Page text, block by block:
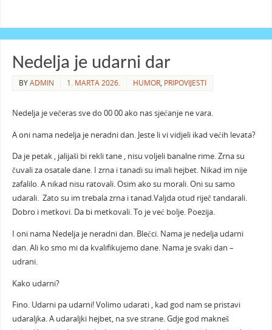
Nedelja je udarni dar
BYADMIN 1. MARTA 2026. HUMOR, PRIPOVIJESTI
Nedelja je večeras sve do 00 00 ako nas sjećanje ne vara.
A oni nama nedelja je neradni dan. Jeste li vi vidjeli ikad većih levata?
Da je petak , jalijaši bi rekli tane , nisu voljeli banalne rime. Zrna su
čuvali za osatale dane. I zrna i tanadi su imali hejbet. Nikad im nije
zafalilo. A nikad nisu ratovali. Osim ako su morali. Oni su samo
udarali. Zato su im trebala zrna i tanad.Valjda otud riječ tandarali.
Dobro i metkovi. Da bi metkovali. To je već bolje. Poezija.
I oni nama Nedelja je neradni dan. Blećci. Nama je nedelja udarni
dan. Ali ko smo mi da kvalifikujemo dane. Nama je svaki dan –
udrani.
Kako udarni?
Fino. Udarni pa udarni! Volimo udarati , kad god nam se pristavi
udaraljka. A udaraljki hejbet, na sve strane. Gdje god makneš